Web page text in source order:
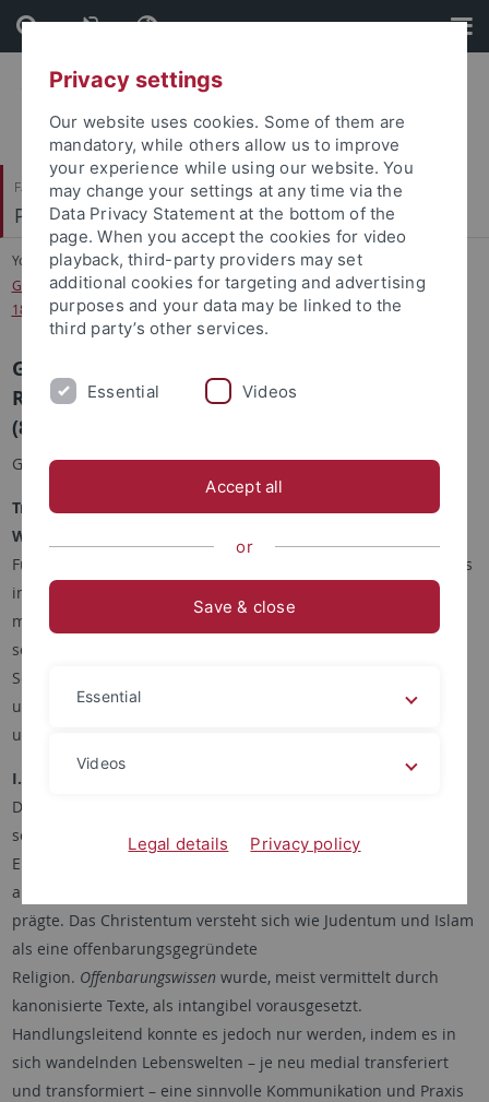
Skip
to
content
Skip
to
footer
Faculty of Humanities
Prof. Dr. Annette Gerok-Reiter
You are here: Home
...
Graduiertenkolleg 1662 ‚Religiöses Wissen im vormodernen Europa (800–
1800)'
Graduiertenkolleg 1662
Religiöses Wissen im vormodernen Europa
(800–1800)
Gefördert durch die DFG (2011–2020).
Transfers und Transformationen – Wege zur
Wissensgesellschaft der Moderne
Für das Graduiertenkolleg ist der Begriff ‚Religiöses Wissen‘ als
interdisziplinäres Forschungskonzept leitend. Es beschreibt
mit seiner Hilfe in neuer Weise, wie sich in Europa die
sogenannte westliche Wissensgesellschaft mit ihren
Selbstzuschreibungen der Toleranz, Säkularität, Rationalität
und Ausdifferenzierung von Wissenschaft und Bildung, Recht
und Politik, Religion, Kunst und Literatur entwickeln konnte.
I. Begriffe
Der Terminus ‚Religiöses Wissen' benennt ein komplexes
sozial- und kulturhistorisches Phänomen, das die Geschichte
Europas vor allem im Christentum, aber auch in den beiden
anderen monotheistischen Religionen seit dem Mittelalter
prägte. Das Christentum versteht sich wie Judentum und Islam
als eine offenbarungsgegründete
Religion. Offenbarungswissen wurde, meist vermittelt durch
kanonisierte Texte, als intangibel vorausgesetzt.
Handlungsleitend konnte es jedoch nur werden, indem es in
sich wandelnden Lebenswelten – je neu medial transferiert
und transformiert – eine sinnvolle Kommunikation und Praxis
Privacy settings
Our website uses cookies. Some of them are
mandatory, while others allow us to improve
your experience while using our website. You
may change your settings at any time via the
Data Privacy Statement at the bottom of the
page. When you accept the cookies for video
playback, third-party providers may set
additional cookies for targeting and advertising
purposes and your data may be linked to the
third party’s other services.
Essential Videos
Accept all
or
Save & close
Essential
Videos
Legal details Privacy policy